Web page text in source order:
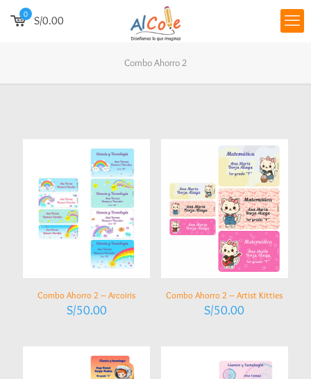
0 S/0.00
Combo Ahorro 2
Combo Ahorro 2 – Arcoiris
S/50.00
Combo Ahorro 2 – Artist Kitties
S/50.00